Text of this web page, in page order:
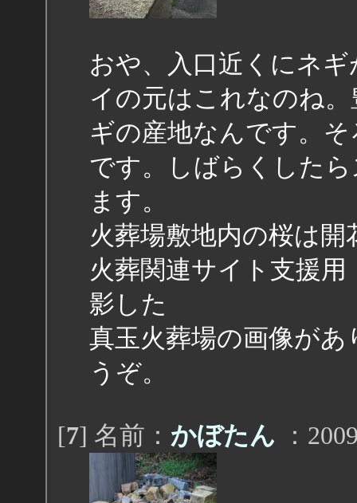
おや、入口近くにネ
イの元はこれなのね
ギの産地なんです。
です。しばらくした
ます。
火葬場敷地内の桜は
火葬関連サイト支援
影した
真玉火葬場の画像が
うぞ。
[7] 名前： かぼたん ：